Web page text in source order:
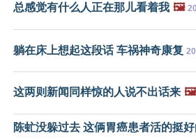
总感觉有什么人正在那儿看着我 🖼️
躺在床上想起这段话 车祸神奇康复
这两则新闻同样惊的人说不出话来 🖼️
陈虻没躲过去 这俩胃癌患者活的挺